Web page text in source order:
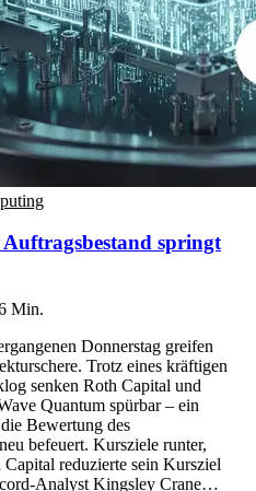
springt
Min.
Donnerstag greifen
Trotz eines kräftigen
senken Roth Capital und
Quantum spürbar – ein
Bewertung des
befeuert. Kursziele runter,
reduzierte sein Kursziel
Analyst Kingsley Crane…